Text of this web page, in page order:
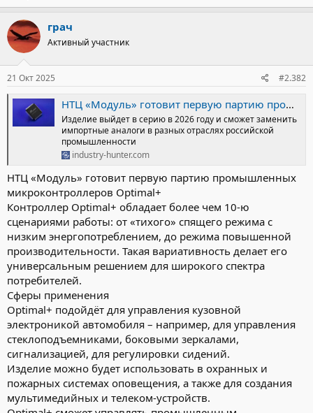
грач
Активный участник
21 Окт 2025 #2.382
НТЦ «Модуль» готовит первую партию промышленных микроконтроллеров Optimal+ - новости электроники
Изделие выйдет в серию в 2026 году и сможет заменить
импортные аналоги в разных отраслях российской
промышленности
industry-hunter.com
НТЦ «Модуль» готовит первую партию промышленных
микроконтроллеров Optimal+
Контроллер Optimal+ обладает более чем 10-ю
сценариями работы: от «тихого» спящего режима с
низким энергопотреблением, до режима повышенной
производительности. Такая вариативность делает его
универсальным решением для широкого спектра
потребителей.
Сферы применения
Optimal+ подойдёт для управления кузовной
электроникой автомобиля – например, для управления
стеклоподъемниками, боковыми зеркалами,
сигнализацией, для регулировки сидений.
Изделие можно будет использовать в охранных и
пожарных системах оповещения, а также для создания
мультимедийных и телеком-устройств.